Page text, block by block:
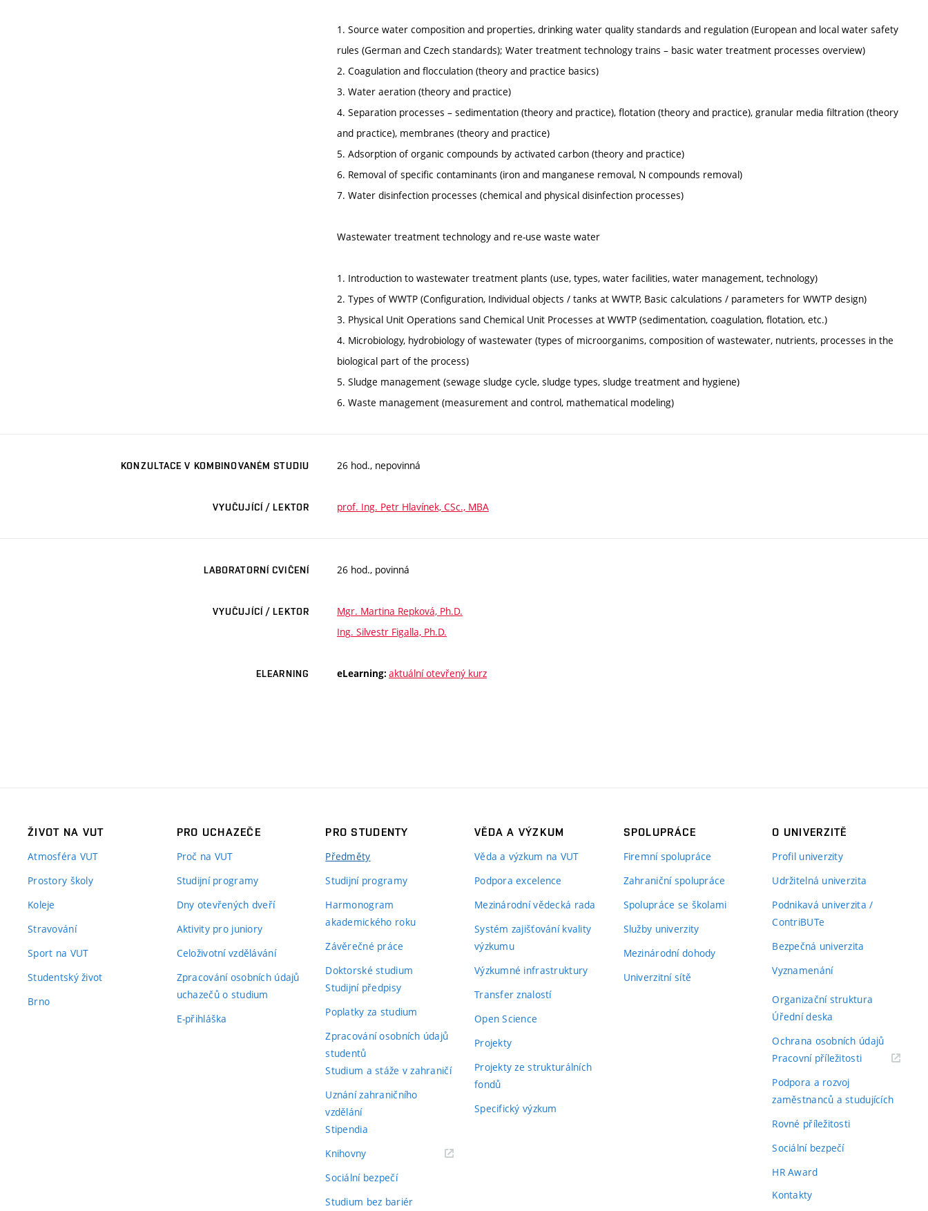
1. Source water composition and properties, drinking water quality standards and regulation (European and local water safety
rules (German and Czech standards); Water treatment technology trains – basic water treatment processes overview)
2. Coagulation and flocculation (theory and practice basics)
3. Water aeration (theory and practice)
4. Separation processes – sedimentation (theory and practice), flotation (theory and practice), granular media filtration (theory
and practice), membranes (theory and practice)
5. Adsorption of organic compounds by activated carbon (theory and practice)
6. Removal of specific contaminants (iron and manganese removal, N compounds removal)
7. Water disinfection processes (chemical and physical disinfection processes)
Wastewater treatment technology and re-use waste water
1. Introduction to wastewater treatment plants (use, types, water facilities, water management, technology)
2. Types of WWTP (Configuration, Individual objects / tanks at WWTP, Basic calculations / parameters for WWTP design)
3. Physical Unit Operations sand Chemical Unit Processes at WWTP (sedimentation, coagulation, flotation, etc.)
4. Microbiology, hydrobiology of wastewater (types of microorganims, composition of wastewater, nutrients, processes in the
biological part of the process)
5. Sludge management (sewage sludge cycle, sludge types, sludge treatment and hygiene)
6. Waste management (measurement and control, mathematical modeling)
KONZULTACE V KOMBINOVANÉM STUDIU 26 hod., nepovinná
VYUČUJÍCÍ / LEKTOR prof. Ing. Petr Hlavínek, CSc., MBA
LABORATORNÍ CVIČENÍ 26 hod., povinná
VYUČUJÍCÍ / LEKTOR
Mgr. Martina Repková, Ph.D.
Ing. Silvestr Figalla, Ph.D.
ELEARNING eLearning: aktuální otevřený kurz
ŽIVOT NA VUT
Atmosféra VUT
Prostory školy
Koleje
Stravování
Sport na VUT
Studentský život
Brno
PRO UCHAZEČE
Proč na VUT
Studijní programy
Dny otevřených dveří
Aktivity pro juniory
Celoživotní vzdělávání
Zpracování osobních údajů
uchazečů o studium
E-přihláška
PRO STUDENTY
Předměty
Studijní programy
Harmonogram
akademického roku
Závěrečné práce
Doktorské studium
Studijní předpisy
Poplatky za studium
Zpracování osobních údajů
studentů
Studium a stáže v zahraničí
Uznání zahraničního
vzdělání
Stipendia
Knihovny(externí
Sociální bezpečí
Studium bez bariér
VĚDA A VÝZKUM
Věda a výzkum na VUT
Podpora excelence
Mezinárodní vědecká rada
Systém zajišťování kvality
výzkumu
Výzkumné infrastruktury
Transfer znalostí
Open Science
Projekty
Projekty ze strukturálních
fondů
Specifický výzkum
SPOLUPRÁCE
Firemní spolupráce
Zahraniční spolupráce
Spolupráce se školami
Služby univerzity
Mezinárodní dohody
Univerzitní sítě
O UNIVERZITĚ
Profil univerzity
Udržitelná univerzita
Podnikavá univerzita /
ContriBUTe
Bezpečná univerzita
Vyznamenání
Organizační struktura
Úřední deska
Ochrana osobních údajů
Pracovní příležitosti(externí
Podpora a rozvoj
zaměstnanců a studujících
Rovné příležitosti
Sociální bezpečí
HR Award
Kontakty